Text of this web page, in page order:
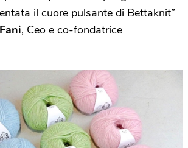
il cuore pulsante di Bettaknit”
, Ceo e co-fondatrice